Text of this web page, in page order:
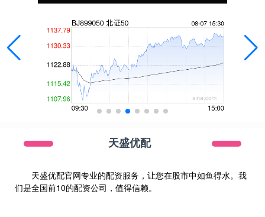
天盛优配
天盛优配官网专业的配资服务，让您在股市中如鱼得水。我
们是全国前10的配资公司，值得信赖。